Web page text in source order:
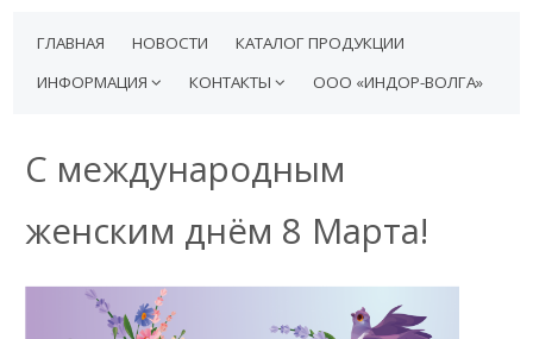
ГЛАВНАЯ НОВОСТИ
КАТАЛОГ ПРОДУКЦИИ
ИНФОРМАЦИЯ
КОНТАКТЫ ООО «ИНДОР-ВОЛГА»
С международным
женским днём 8 Марта!